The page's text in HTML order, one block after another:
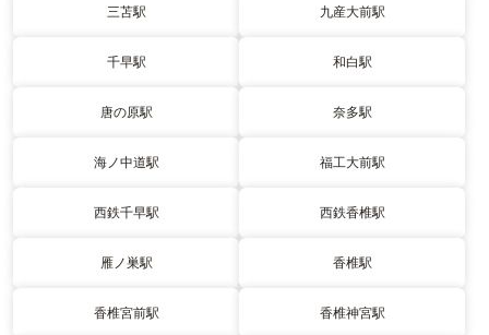
三苫駅 九産大前駅
千早駅 和白駅
唐の原駅 奈多駅
海ノ中道駅 福工大前駅
西鉄千早駅 西鉄香椎駅
雁ノ巣駅 香椎駅
香椎宮前駅 香椎神宮駅